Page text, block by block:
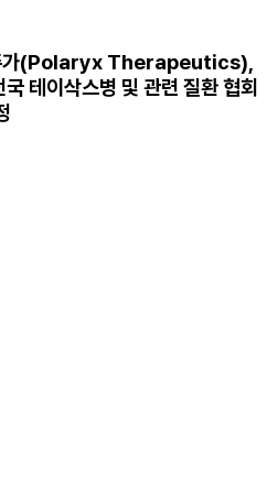
가(Polaryx Therapeutics),
테이삭스병 및 관련 질환 협회